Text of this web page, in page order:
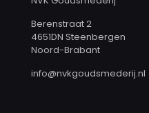
Berenstraat 2
4651DN Steenbergen
Noord-Brabant
info@nvkgoudsmederij.nl